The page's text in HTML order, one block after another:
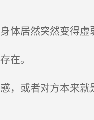
居然突然变得虚
在。
，或者对方本来就